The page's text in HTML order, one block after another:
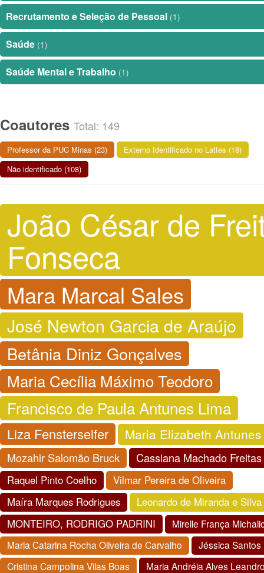
Recrutamento e Seleção de Pessoal (1)
Saúde (1)
Saúde Mental e Trabalho (1)
Coautores Total: 149
Professor da PUC Minas (23)
Externo Identificado no Lattes (18)
Não identificado (108)
João César de
Fonseca
Mara Marcal Sales
José Newton Garcia de Araújo
Betânia Diniz Gonçalves
Maria Cecília Máximo Teodoro
Francisco de Paula Antunes Lima
Liza Fensterseifer Maria Elizabeth
Mozahir Salomão Bruck Cassiana Machado
Raquel Pinto Coelho
Vilmar Pereira de Oliveira
Maíra Marques Rodrigues
Leonardo de Miranda e Silva
MONTEIRO, RODRIGO PADRINI
Mirelle França
Maria Catarina Rocha Oliveira de Carvalho
Jéssica Santos
Cristina Campolina Vilas Boas
Maria Andréia Alves